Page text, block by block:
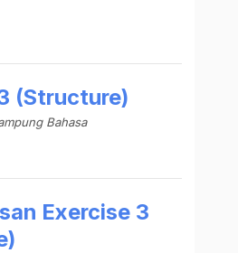
(Structure)
Bahasa
Exercise 3